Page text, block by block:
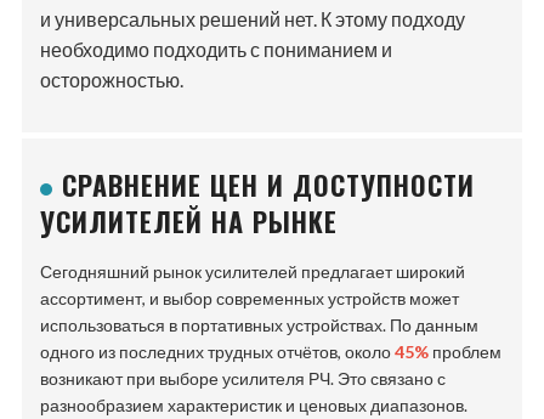
и универсальных решений нет. К этому подходу
необходимо подходить с пониманием и
осторожностью.
СРАВНЕНИЕ ЦЕН И ДОСТУПНОСТИ
УСИЛИТЕЛЕЙ НА РЫНКЕ
Сегодняшний рынок усилителей предлагает широкий
ассортимент, и выбор современных устройств может
использоваться в портативных устройствах. По данным
одного из последних трудных отчётов, около45% проблем
возникают при выборе усилителя РЧ. Это связано с
разнообразием характеристик и ценовых диапазонов.